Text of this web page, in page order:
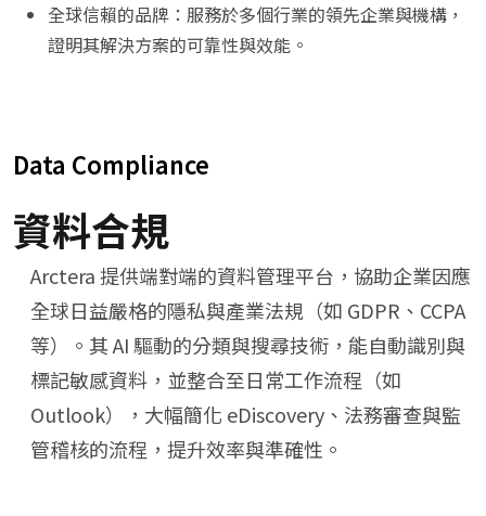
全球信賴的品牌：​服務於多個行業的領先企業與機構，
證明其解決方案的可靠性與效能。
Data Compliance
資料合規
Arctera 提供端對端的資料管理平台，協助企業因應
全球日益嚴格的隱私與產業法規（如 GDPR、CCPA
等）。​其 AI 驅動的分類與搜尋技術，能自動識別與
標記敏感資料，並整合至日常工作流程（如
Outlook），大幅簡化 eDiscovery、法務審查與監
管稽核的流程，提升效率與準確性。